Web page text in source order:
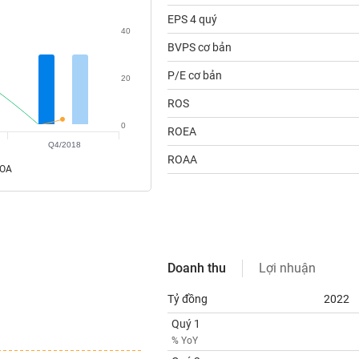
0
20
40
Q4/2018
EPS 4 quý
BVPS cơ bản
P/E cơ bản
ROS
ROEA
ROAA
Doanh thu Lợi nhuận
Tỷ đồng 2022
Quý 1
% YoY